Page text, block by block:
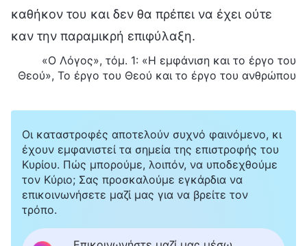
καθήκον του και δεν θα πρέπει να έχει ούτε
καν την παραμικρή επιφύλαξη.
«Ο Λόγος», τόμ. 1: «Η εμφάνιση και το έργο του
Θεού», Το έργο του Θεού και το έργο του ανθρώπου
Οι καταστροφές αποτελούν συχνό φαινόμενο, κι
έχουν εμφανιστεί τα σημεία της επιστροφής του
Κυρίου. Πώς μπορούμε, λοιπόν, να υποδεχθούμε
τον Κύριο; Σας προσκαλούμε εγκάρδια να
επικοινωνήσετε μαζί μας για να βρείτε τον
τρόπο.